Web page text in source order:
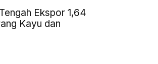
Ekspor 1,64
Kayu dan